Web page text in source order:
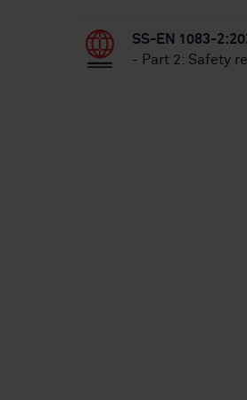
SS-EN 1083-
- Part 2: Safety